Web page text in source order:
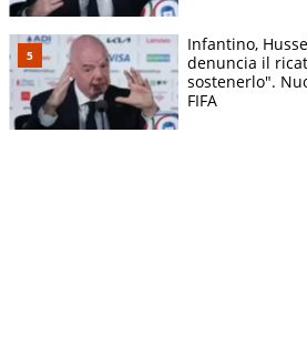
Infantino,
denuncia il
sostenerlo".
FIFA